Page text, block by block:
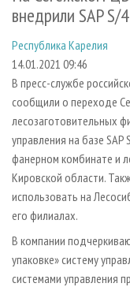
ЛЕСОПИЛЕНИЕ
СУШКА ДРЕВЕСИНЫ
ПРОИЗВОДСТВО
ДЕРЕВЯННОЕ
ПРОИЗВОДСТВО
БИОЭНЕРГЕТИКА
ЦБП
ИНСТРУМЕНТ И
НОВОСТИ
ПРЕДПРИЯТИЯ
ПЕРСОНЫ
МОБИЛЬНЫЕ
ОФИЦИАЛЬНЫЕ
ПРИОРИТЕТНЫЕ
RUSSIAN
ГАЗЕТА
БИБЛИОТЕКА
АРХИВ ЖУРНАЛОВ
СТАТЬИ
О ЖУРНАЛЕ
ПОДПИСКА
КОНТАКТЫ
РЕКЛАМОДАТЕЛЯМ
РЕКЛАМА
РЕКЛАМА НА
внедрили SAP S/
Республика Карелия
14.01.2021 09:46
В пресс-службе
сообщили о переходе
лесозаготовительных
управления на базе
фанерном комбинате и
Кировской области.
использовать на
его филиалах.
В компании
упаковке» систему
системами управления